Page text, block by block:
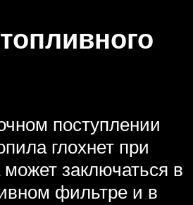
поступлении
глохнет при
заключаться в
фильтре и в